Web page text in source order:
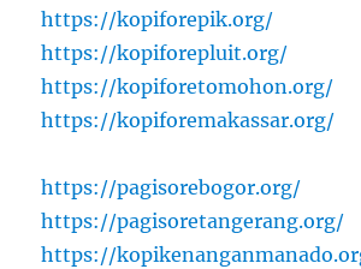
https://kopiforepik.org/
https://kopiforepluit.org/
https://kopiforetomohon.org/
https://kopiforemakassar.org/
https://pagisorebogor.org/
https://pagisoretangerang.org/
https://